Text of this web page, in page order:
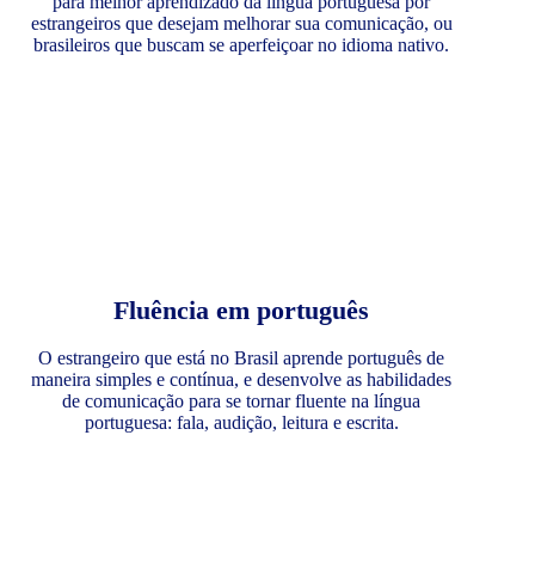
estrangeiros que desejam melhorar sua comunicação, ou
brasileiros que buscam se aperfeiçoar no idioma nativo.
Fluência em português
O estrangeiro que está no Brasil aprende português de
maneira simples e contínua, e desenvolve as habilidades
de comunicação para se tornar fluente na língua
portuguesa: fala, audição, leitura e escrita.